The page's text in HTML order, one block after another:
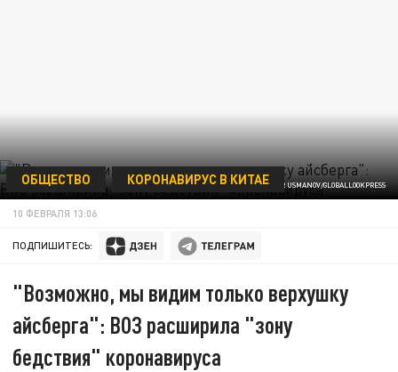
© ZAMIR USMANOV/GLOBALLOOKPRESS
ОБЩЕСТВО КОРОНАВИРУС В КИТАЕ
10 ФЕВРАЛЯ 13:06
ПОДПИШИТЕСЬ:
"Возможно, мы видим только верхушку
айсберга": ВОЗ расширила "зону
бедствия" коронавируса